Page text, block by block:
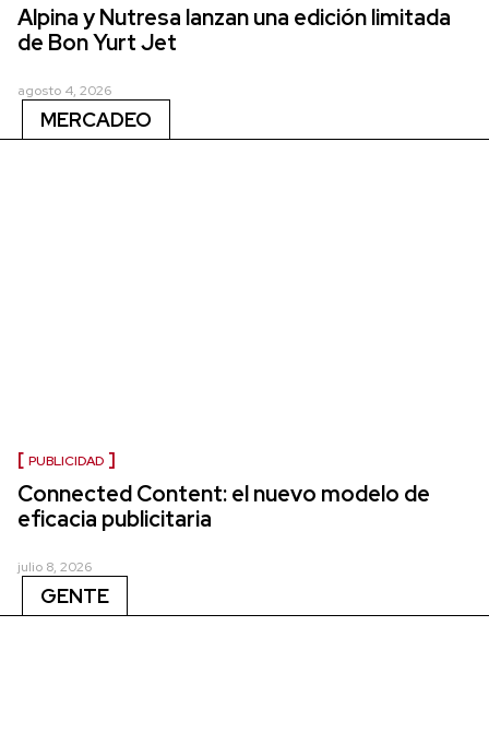
Alpina y Nutresa lanzan una edición limitada
de Bon Yurt Jet
agosto 4, 2026
MERCADEO
PUBLICIDAD
Connected Content: el nuevo modelo de
eficacia publicitaria
julio 8, 2026
GENTE